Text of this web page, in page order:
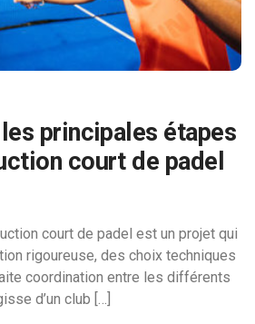
principales étapes
court de padel
court de padel est un projet qui
rigoureuse, des choix techniques
coordination entre les différents
d’un club […]